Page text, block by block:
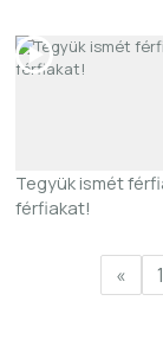
Tegyük ismét
férfiakat!
« 1